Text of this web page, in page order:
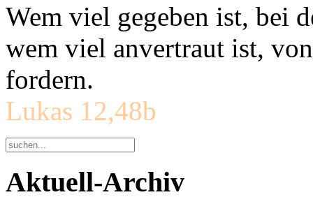
Wem viel gegeben ist, bei
wem viel anvertraut ist,
fordern.
Lukas 12,48b
Aktuell-Archiv